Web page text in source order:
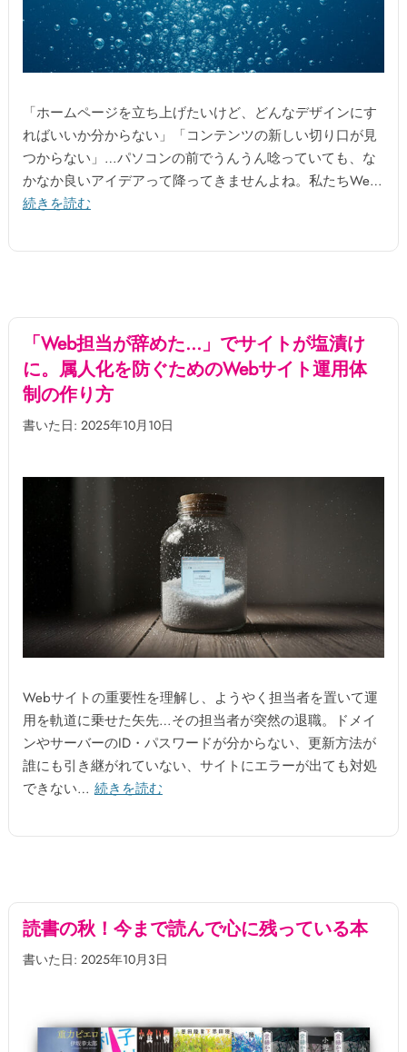
「ホームページを立ち上げたいけど、どんなデザインにす
ればいいか分からない」「コンテンツの新しい切り口が見
つからない」…パソコンの前でうんうん唸っていても、な
かなか良いアイデアって降ってきませんよね。私たちWe…
続きを読む
「Web担当が辞めた…」でサイトが塩漬け
に。属人化を防ぐためのWebサイト運用体
制の作り方
書いた日: 2025年10月10日
Webサイトの重要性を理解し、ようやく担当者を置いて運
用を軌道に乗せた矢先…その担当者が突然の退職。ドメイ
ンやサーバーのID・パスワードが分からない、更新方法が
誰にも引き継がれていない、サイトにエラーが出ても対処
できない… 続きを読む
読書の秋！今まで読んで心に残っている本
書いた日: 2025年10月3日